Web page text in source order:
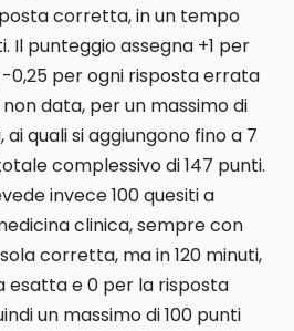
corretta, in un tempo
Il punteggio assegna +1 per
0,25 per ogni risposta errata
data, per un massimo di
quali si aggiungono fino a 7
complessivo di 147 punti.
invece 100 quesiti a
clinica, sempre con
corretta, ma in 120 minuti,
esatta e 0 per la risposta
un massimo di 100 punti